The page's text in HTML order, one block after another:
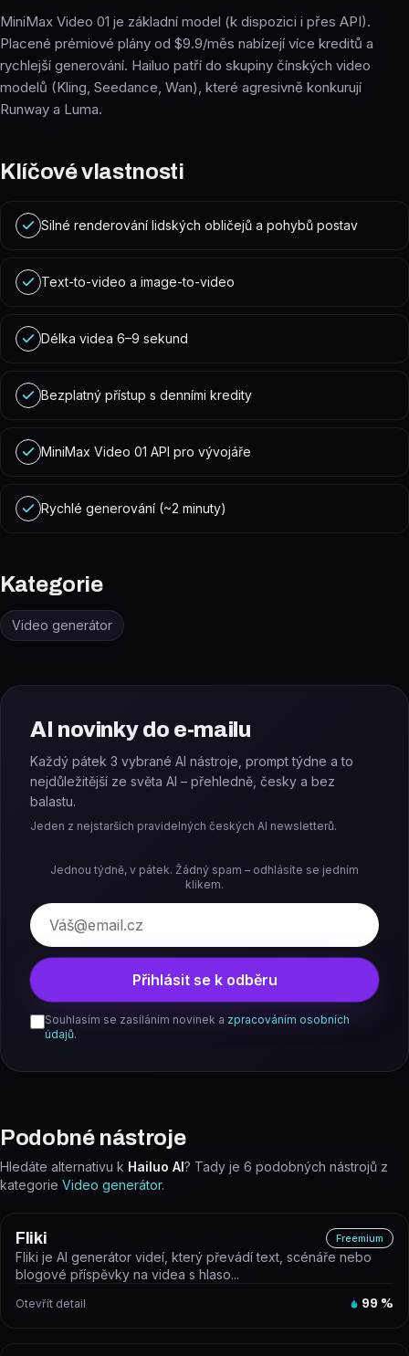
MiniMax Video 01 je základní model (k dispozici i přes API).
Placené prémiové plány od $9.9/měs nabízejí více kreditů a
rychlejší generování. Hailuo patří do skupiny čínských video
modelů (Kling, Seedance, Wan), které agresivně konkurují
Runway a Luma.
Klíčové vlastnosti
Silné renderování lidských obličejů a pohybů postav
Text-to-video a image-to-video
Délka videa 6–9 sekund
Bezplatný přístup s denními kredity
MiniMax Video 01 API pro vývojáře
Rychlé generování (~2 minuty)
Kategorie
Video generátor
AI novinky do e-mailu
Každý pátek 3 vybrané AI nástroje, prompt týdne a to
nejdůležitější ze světa AI – přehledně, česky a bez
balastu.
Jeden z nejstarších pravidelných českých AI newsletterů.
Jednou týdně, v pátek. Žádný spam – odhlásíte se jedním
klikem.
E-mail
Přihlásit se k odběru
Souhlasím se zasíláním novinek a zpracováním osobních
údajů.
Podobné nástroje
Hledáte alternativu k Hailuo AI? Tady je 6 podobných nástrojů z
kategorie Video generátor.
Fliki Freemium
Fliki je AI generátor videí, který převádí text, scénáře nebo
blogové příspěvky na videa s hlaso...
Otevřít detail 99 %